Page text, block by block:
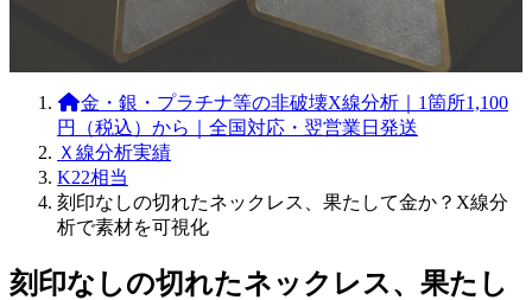
金・銀・プラチナ等の非破壊X線分析｜1箇所1,100
円（税込）から｜全国対応・翌営業日発送
Ｘ線分析実績
K22相当
刻印なしの切れたネックレス、果たして金か？X線分
析で素材を可視化
刻印なしの切れたネックレス、果たし